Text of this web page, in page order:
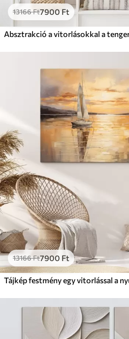
13166Ft7900 Ft
13166Ft7900 Ft